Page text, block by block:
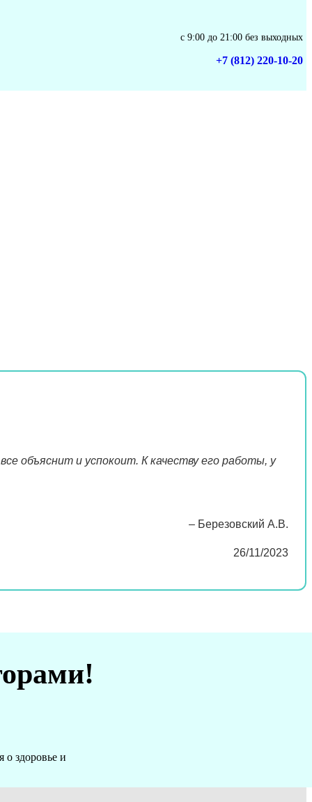
с 9:00 до 21:00 без выходных
+7 (812) 220-10-20
объяснит и успокоит. К качеству его работы, у
– Березовский А.В.
26/11/2023
о здоровье и